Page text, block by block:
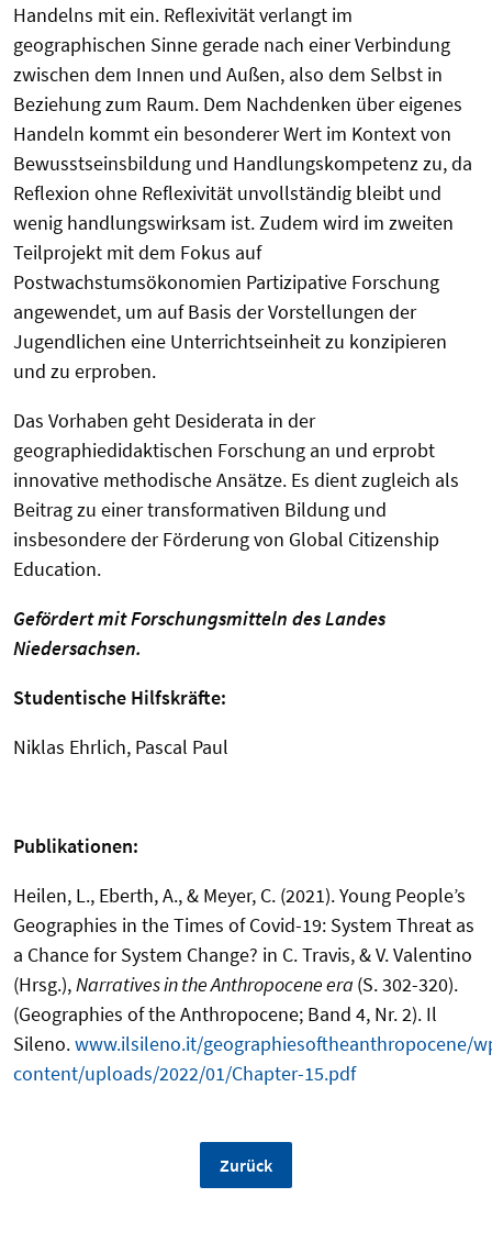
Handelns mit ein. Reflexivität verlangt im
geographischen Sinne gerade nach einer Verbindung
zwischen dem Innen und Außen, also dem Selbst in
Beziehung zum Raum. Dem Nachdenken über eigenes
Handeln kommt ein besonderer Wert im Kontext von
Bewusstseinsbildung und Handlungskompetenz zu, da
Reflexion ohne Reflexivität unvollständig bleibt und
wenig handlungswirksam ist. Zudem wird im zweiten
Teilprojekt mit dem Fokus auf
Postwachstumsökonomien Partizipative Forschung
angewendet, um auf Basis der Vorstellungen der
Jugendlichen eine Unterrichtseinheit zu konzipieren
und zu erproben.
Das Vorhaben geht Desiderata in der
geographiedidaktischen Forschung an und erprobt
innovative methodische Ansätze. Es dient zugleich als
Beitrag zu einer transformativen Bildung und
insbesondere der Förderung von Global Citizenship
Education.
Gefördert mit Forschungsmitteln des Landes
Niedersachsen.
Studentische Hilfskräfte:
Niklas Ehrlich, Pascal Paul
Publikationen:
Heilen, L., Eberth, A., & Meyer, C. (2021). Young People’s
Geographies in the Times of Covid-19: System Threat as
a Chance for System Change? in C. Travis, & V. Valentino
(Hrsg.),Narratives in the Anthropocene era (S. 302-320).
(Geographies of the Anthropocene; Band 4, Nr. 2). Il
Sileno.www.ilsileno.it/geographiesoftheanthropocene/
content/uploads/2022/01/Chapter-15.pdf
Zurück